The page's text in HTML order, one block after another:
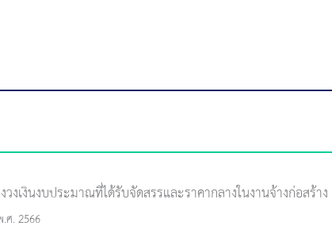
วงเงินงบประมาณที่ได้รับจัดสรรและราคากลางในงานจ้างก่อสร้
ศ. 2566